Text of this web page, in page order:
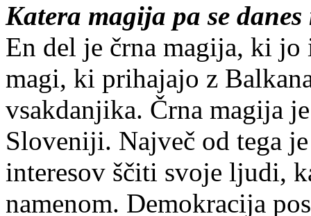
Katera magija pa se
En del je črna magija, ki
magi, ki prihajajo z
vsakdanjika. Črna magija
Sloveniji. Največ od tega
interesov ščiti svoje ljudi,
namenom. Demokracija